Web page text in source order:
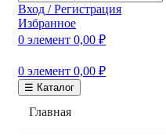
Вход / Регистрация
Избранное
0 элемент 0,00 ₽
0 элемент 0,00 ₽
☰ Каталог
Главная